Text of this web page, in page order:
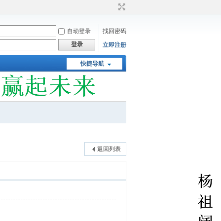
自动登录
找回密码
登录
立即注册
快捷导航
返回列表